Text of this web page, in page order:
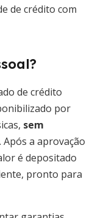
de crédito com
de crédito
por
sem
. Após a aprovação
é depositado
pronto para